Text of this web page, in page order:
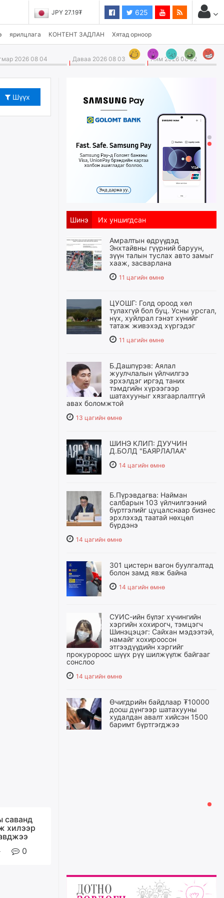
JPY 27.19₮ 625
ярилцлага КОНТЕНТ ЗАДЛАН Хятад орноор
2026 08 04 Даваа 2026 08 03 Ням 2026 08 02
Шүүх
саванд
хилээр
0
Шинэ Их уншигдсан
Амралтын өдрүүдэд
Энхтайвны гүүрний баруун,
зүүн талын туслах авто замыг
хааж, засварлана
11 цагийн өмнө
ЦУОШГ: Голд ороод хөл
тулахгүй бол буц. Усны урсгал,
нүх, хуйлрал гэнэт хүнийг
татаж живэхэд хүргэдэг
11 цагийн өмнө
Б.Дашпүрэв: Аялал
жуулчлалын үйлчилгээ
эрхэлдэг иргэд таних
тэмдгийн хүрээгээр
шатахууныг хязгаарлалтгүй
авах боломжтой
13 цагийн өмнө
ШИНЭ КЛИП: ДУУЧИН
Д.БОЛД "БАЯРЛАЛАА"
14 цагийн өмнө
Б.Пүрэвдагва: Найман
салбарын 103 үйлчилгээний
бүртгэлийг цуцалснаар бизнес
эрхлэхэд таатай нөхцөл
бүрдэнэ
14 цагийн өмнө
301 цистерн вагон буулгалтад
болон замд явж байна
14 цагийн өмнө
СУИС-ийн бүлэг хүчингийн
хэргийн хохирогч, тэмцэгч
Шинэцэцэг: Сайхан мэдээтэй,
намайг хохироосон
этгээдүүдийн хэргийг
прокуророос шүүх рүү шилжүүлж байгааг
сонслоо
14 цагийн өмнө
Өчигдрийн байдлаар ₮10000
доош дүнгээр шатахууны
худалдан авалт хийсэн 1500
баримт бүртгэгджээ